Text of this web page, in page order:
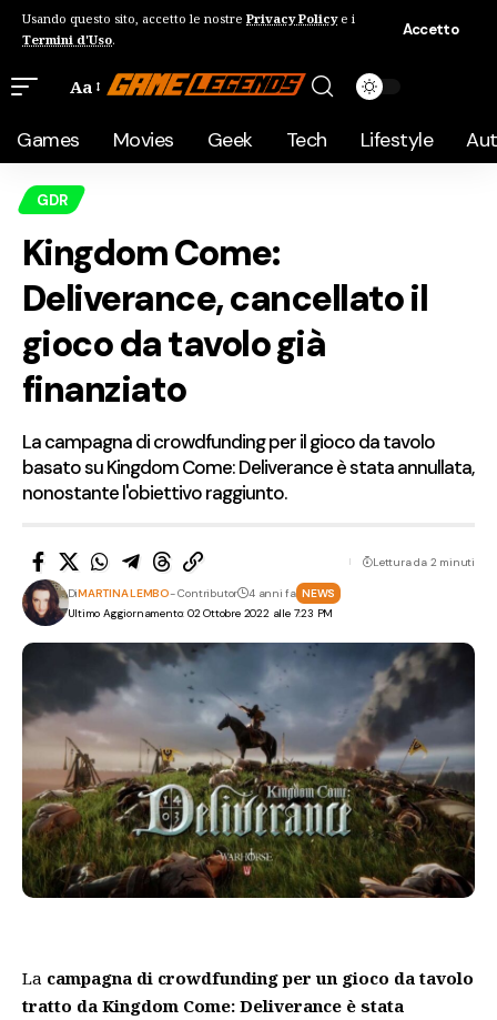
Usando questo sito, accetto le nostre Privacy Policye i
Termini d'Uso.
Accetto
Aa
Games Movies Geek Tech Lifestyle
GDR
Kingdom Come:
Deliverance, cancellato il
gioco da tavolo già
finanziato
La campagna di crowdfunding per il gioco da tavolo
basato su Kingdom Come: Deliverance è stata annullata,
nonostante l'obiettivo raggiunto.
Ultimo Aggiornamento: 02 Ottobre 2022 alle 7:23 PM
DiMARTINA LEMBO- Contributor 4 anni fa NEWS
Lettura da 2 minuti
La campagna di crowdfunding per un gioco da tavolo
tratto da Kingdom Come: Deliverance è stata